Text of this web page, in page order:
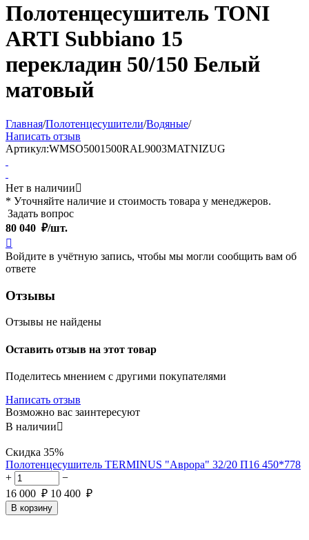
Полотенцесушитель TONI
ARTI Subbiano 15
перекладин 50/150 Белый
матовый
Главная/Полотенцесушители/Водяные/
Написать отзыв
Артикул:WMSO5001500RAL9003MATNIZUG
Нет в наличии
* Уточняйте наличие и стоимость товара у менеджеров.
Задать вопрос
80 040 ₽/шт.

Войдите в учётную запись, чтобы мы могли сообщить вам об
ответе
Отзывы
Отзывы не найдены
Оставить отзыв на этот товар
Поделитесь мнением с другими покупателями
Написать отзыв
Возможно вас заинтересуют
В наличии
Скидка 35%
Полотенцесушитель TERMINUS "Аврора" 32/20 П16 450*778
+
−
16 000 ₽ 10 400 ₽
В корзину